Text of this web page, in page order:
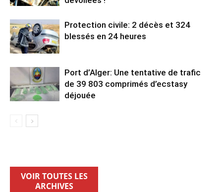
Protection civile: 2 décès et 324
blessés en 24 heures
Port d’Alger: Une tentative de trafic
de 39 803 comprimés d’ecstasy
déjouée
VOIR TOUTES LES
ARCHIVES